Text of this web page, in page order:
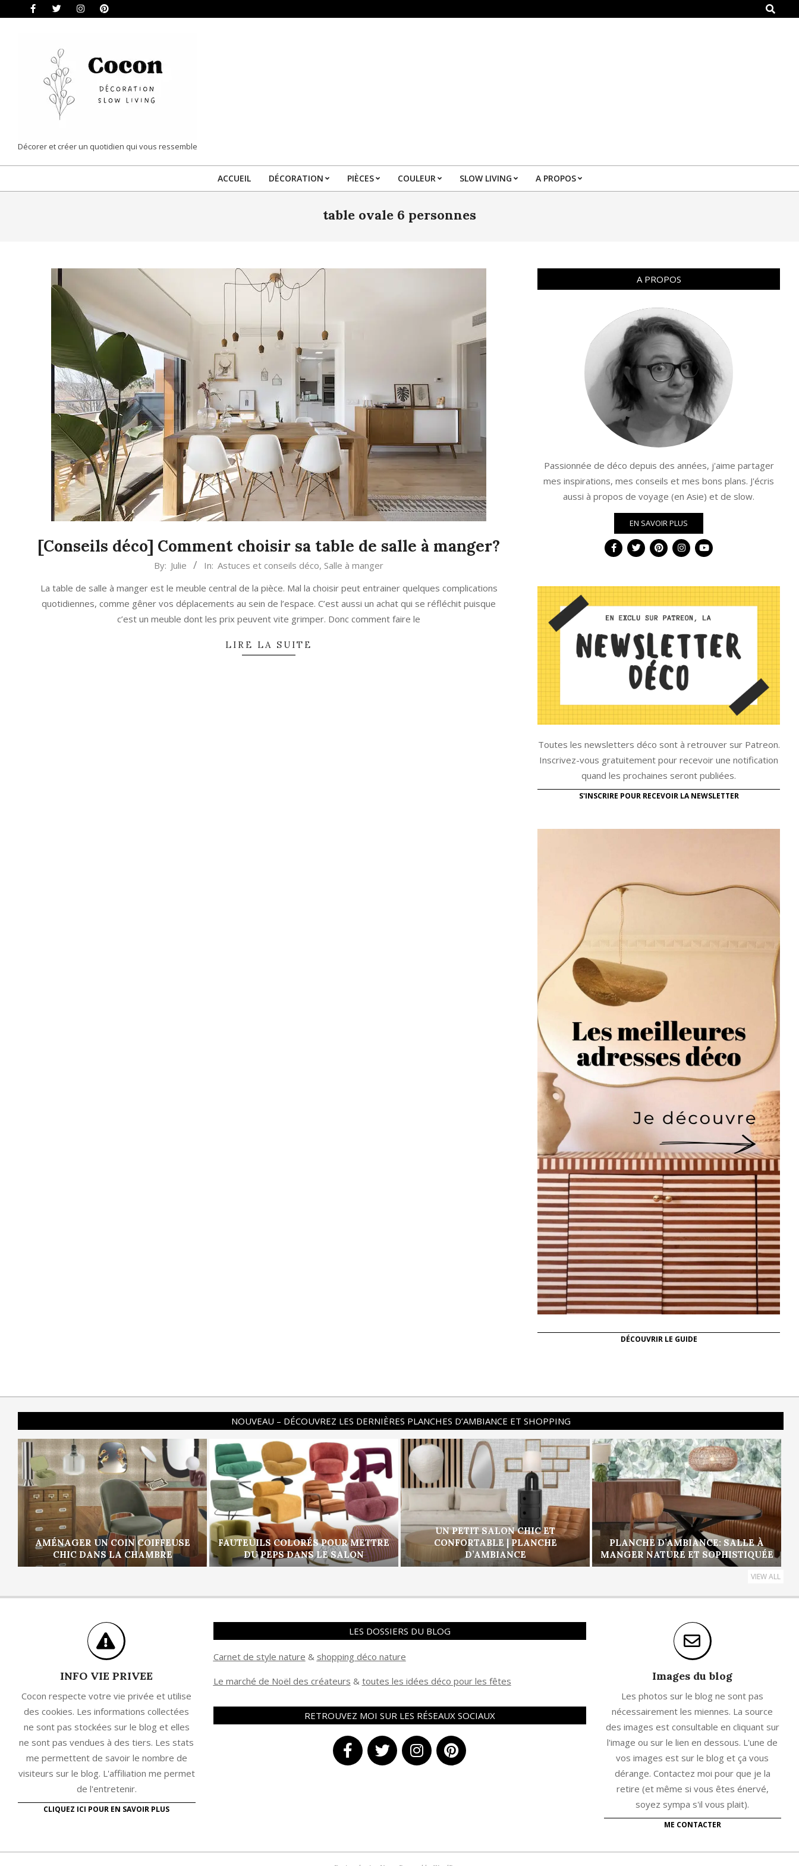
Search
COCON
|
DÉCORATION
Décorer et créer un quotidien qui vous ressemble
Primary
Menu
ACCUEIL DÉCORATION PIÈCES COULEUR SLOW LIVING A PROPOS
table ovale 6 personnes
[Conseils déco] Comment choisir sa table de salle à manger?
25
By: Julie In: Astuces et conseils déco, Salle à manger
La table de salle à manger est le meuble central de la pièce. Mal la choisir peut entrainer quelques complications
quotidiennes, comme gêner vos déplacements au sein de l’espace. C’est aussi un achat qui se réfléchit puisque
c’est un meuble dont les prix peuvent vite grimper. Donc comment faire le
LIRE LA SUITE
A PROPOS
Passionnée de déco depuis des années, j'aime partager
mes inspirations, mes conseils et mes bons plans. J'écris
aussi à propos de voyage (en Asie) et de slow.
EN SAVOIR PLUS
Toutes les newsletters déco sont à retrouver sur Patreon.
Inscrivez-vous gratuitement pour recevoir une notification
quand les prochaines seront publiées.
S'INSCRIRE POUR RECEVOIR LA NEWSLETTER
DÉCOUVRIR LE GUIDE
NOUVEAU – DÉCOUVREZ LES DERNIÈRES PLANCHES D’AMBIANCE ET SHOPPING
AMÉNAGER UN COIN COIFFEUSE
CHIC DANS LA CHAMBRE
FAUTEUILS COLORÉS POUR METTRE
DU PEPS DANS LE SALON
UN PETIT SALON CHIC ET
CONFORTABLE | PLANCHE
D’AMBIANCE
PLANCHE D’AMBIANCE: SALLE À
MANGER NATURE ET SOPHISTIQUÉE
VIEW ALL
INFO VIE PRIVEE
Cocon respecte votre vie privée et utilise
des cookies. Les informations collectées
ne sont pas stockées sur le blog et elles
ne sont pas vendues à des tiers. Les stats
me permettent de savoir le nombre de
visiteurs sur le blog. L'affiliation me permet
de l'entretenir.
CLIQUEZ ICI POUR EN SAVOIR PLUS
LES DOSSIERS DU BLOG
Carnet de style nature & shopping déco nature
Le marché de Noël des créateurs & toutes les idées déco pour les fêtes
RETROUVEZ MOI SUR LES RÉSEAUX SOCIAUX
Images du blog
Les photos sur le blog ne sont pas
nécessairement les miennes. La source
des images est consultable en cliquant sur
l'image ou sur le lien en dessous. L'une de
vos images est sur le blog et ça vous
dérange. Contactez moi pour que je la
retire (et même si vous êtes énervé,
soyez sympa s'il vous plait).
ME CONTACTER